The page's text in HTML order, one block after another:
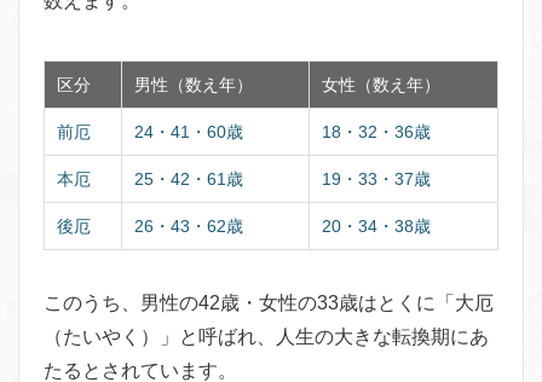
区分 男性（数え年） 女性（数え年）
前厄 24・41・60歳 18・32・36歳
本厄 25・42・61歳 19・33・37歳
後厄 26・43・62歳 20・34・38歳
このうち、男性の42歳・女性の33歳はとくに「大厄
（たいやく）」と呼ばれ、人生の大きな転換期にあ
たるとされています。